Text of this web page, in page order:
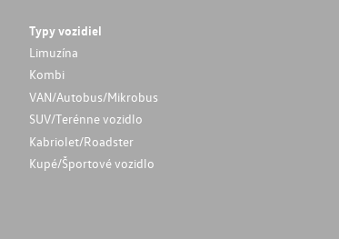
Typy vozidiel
Limuzína
Kombi
VAN/Autobus/Mikrobus
SUV/Terénne vozidlo
Kabriolet/Roadster
Kupé/Športové vozidlo